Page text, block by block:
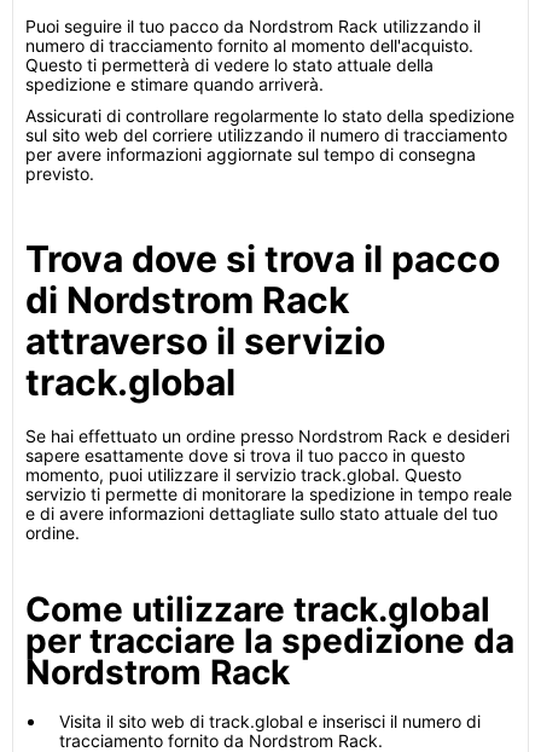
Puoi seguire il tuo pacco da Nordstrom Rack utilizzando il
numero di tracciamento fornito al momento dell'acquisto.
Questo ti permetterà di vedere lo stato attuale della
spedizione e stimare quando arriverà.
Assicurati di controllare regolarmente lo stato della spedizione
sul sito web del corriere utilizzando il numero di tracciamento
per avere informazioni aggiornate sul tempo di consegna
previsto.
Trova dove si trova il pacco
di Nordstrom Rack
attraverso il servizio
track.global
Se hai effettuato un ordine presso Nordstrom Rack e desideri
sapere esattamente dove si trova il tuo pacco in questo
momento, puoi utilizzare il servizio track.global. Questo
servizio ti permette di monitorare la spedizione in tempo reale
e di avere informazioni dettagliate sullo stato attuale del tuo
ordine.
Come utilizzare track.global
per tracciare la spedizione da
Nordstrom Rack
Visita il sito web di track.global e inserisci il numero di
tracciamento fornito da Nordstrom Rack.